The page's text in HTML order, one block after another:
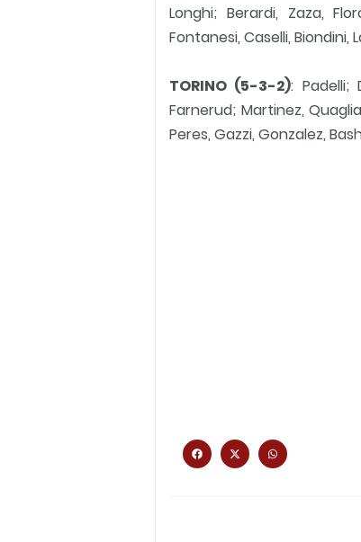
Longhi; Berardi, Zaza,
Fontanesi, Caselli, Biondini,
TORINO (5-3-2): Padelli;
Farnerud; Martinez,
Peres, Gazzi, Gonzalez,